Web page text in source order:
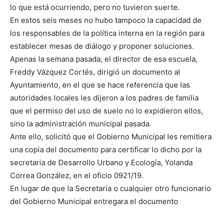
lo que está ocurriendo, pero no tuvieron suerte.
En estos seis meses no hubo tampoco la capacidad de
los responsables de la política interna en la región para
establecer mesas de diálogo y proponer soluciones.
Apenas la semana pasada, el director de esa escuela,
Freddy Vázquez Cortés, dirigió un documento al
Ayuntamiento, en el que se hace referencia que las
autoridades locales les dijeron a los padres de familia
que el permiso del uso de suelo no lo expidieron ellos,
sino la administración municipal pasada.
Ante ello, solicitó que el Gobierno Municipal les remitiera
una copia del documento para certificar lo dicho por la
secretaria de Desarrollo Urbano y Ecología, Yolanda
Correa González, en el oficio 0921/19.
En lugar de que la Secretaria o cualquier otro funcionario
del Gobierno Municipal entregara el documento